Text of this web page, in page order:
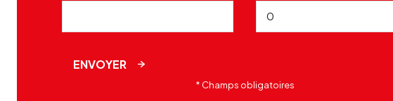
ENVOYER
* Champs obligatoires